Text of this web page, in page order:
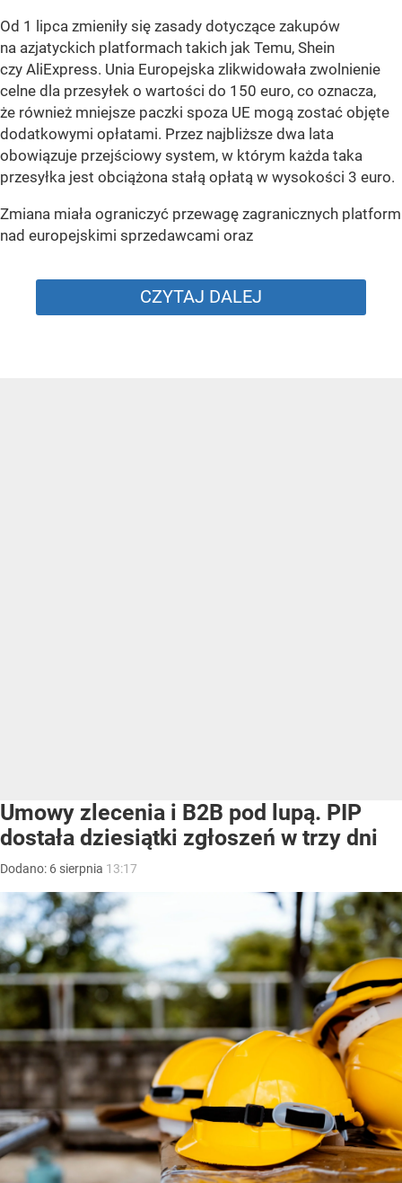
Od 1 lipca zmieniły się zasady dotyczące zakupów
na azjatyckich platformach takich jak Temu, Shein
czy AliExpress. Unia Europejska zlikwidowała zwolnienie
celne dla przesyłek o wartości do 150 euro, co oznacza,
że również mniejsze paczki spoza UE mogą zostać objęte
dodatkowymi opłatami. Przez najbliższe dwa lata
obowiązuje przejściowy system, w którym każda taka
przesyłka jest obciążona stałą opłatą w wysokości 3 euro.
Zmiana miała ograniczyć przewagę zagranicznych platform
nad europejskimi sprzedawcami oraz
CZYTAJ DALEJ
Umowy zlecenia i B2B pod lupą. PIP
dostała dziesiątki zgłoszeń w trzy dni
Dodano: 6 sierpnia 13:17